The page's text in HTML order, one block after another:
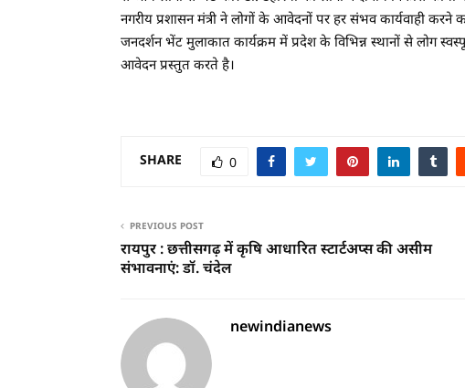
नगरीय प्रशासन मंत्री ने लोगों के आवेदनों पर हर संभव कार्यवाही करने
जनदर्शन भेंट मुलाकात कार्यक्रम में प्रदेश के विभिन्न स्थानों से लोग
आवेदन प्रस्तुत करते है।
SHARE 0
PREVIOUS POST
रायपुर : छत्तीसगढ़ में कृषि आधारित स्टार्टअप्स की असीम
संभावनाएं: डॉ. चंदेल
newindianews